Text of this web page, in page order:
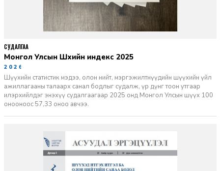
Монгол Улсын Шүүхийн индекс 2025
2026-06-11
Шүүхийн статистик мэдээ, олон нийт, мэргэжилтнүүдийн шүүхийн үйл
ажиллагааны талаарх санал бодлыг судалж, үр дүнг тоон утгаар
илэрхийлдэг энэхүү судалгаагаар 2025 онд Монгол Улсын шүүх 100
онооноос 57,33 оноо авчээ.
СУДАЛГАА